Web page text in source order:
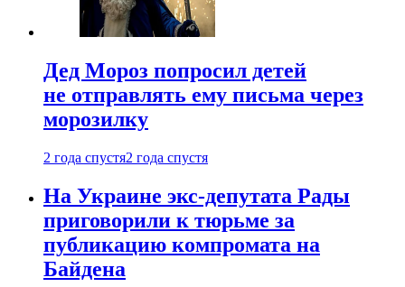
Дед Мороз попросил детей
не отправлять ему письма через
морозилку
2 года спустя2 года спустя
На Украине экс-депутата Рады
приговорили к тюрьме за
публикацию компромата на
Байдена